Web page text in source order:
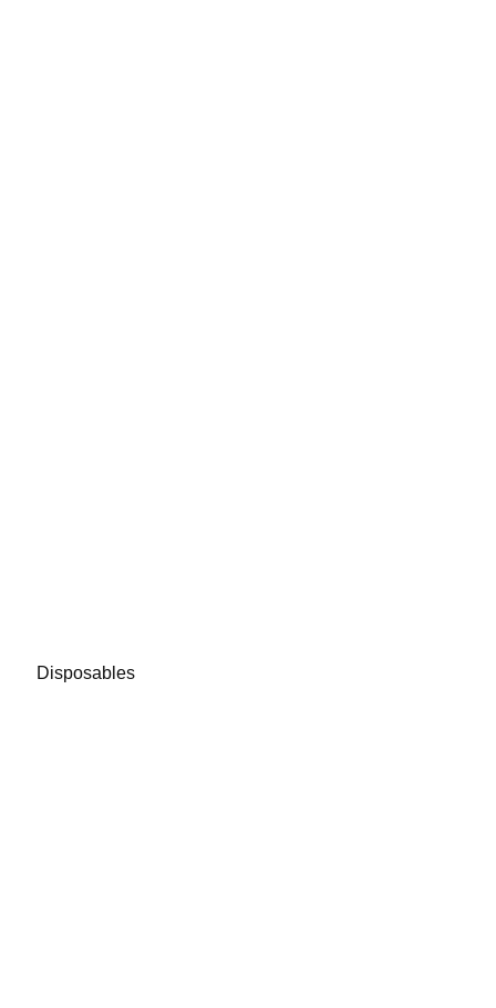
Disposables